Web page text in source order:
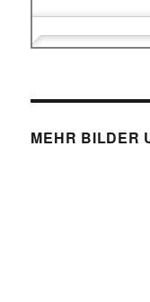
MEHR BILDER